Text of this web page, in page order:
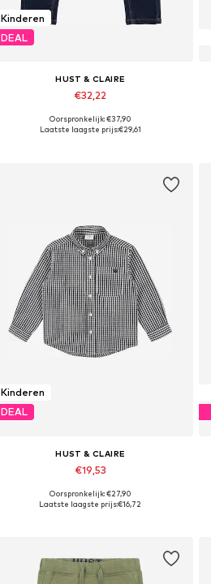
Kinderen
DEAL
HUST & CLAIRE
€32,22
Beschikbaar in vele maten
Oorspronkelijk: €37,90
Laatste laagste prijs:€29,61
Kinderen
DEAL
HUST & CLAIRE
€19,53
Beschikbare maten: 80, 86, 92, 128, 146, 152
Oorspronkelijk: €27,90
Laatste laagste prijs:€16,72